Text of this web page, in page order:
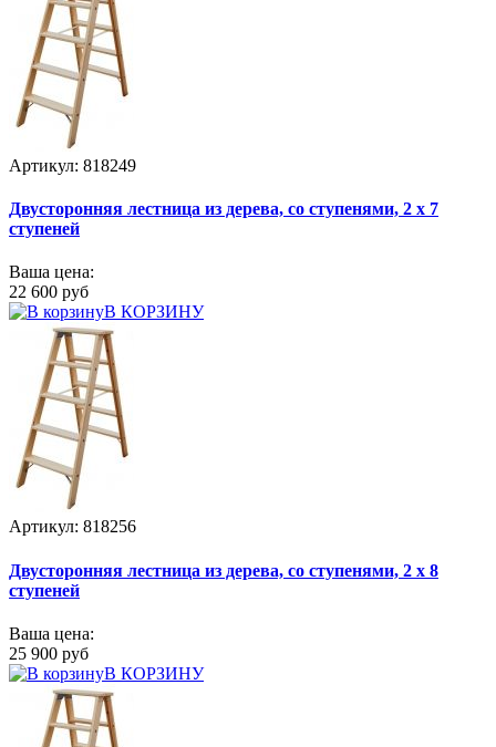
Артикул: 818249
Двусторонняя лестница из дерева, со ступенями, 2 х 7
ступеней
Ваша цена:
22 600 руб
В КОРЗИНУ
Артикул: 818256
Двусторонняя лестница из дерева, со ступенями, 2 х 8
ступеней
Ваша цена:
25 900 руб
В КОРЗИНУ